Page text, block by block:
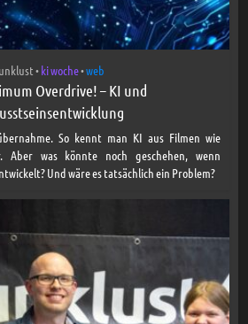
•ki woche•web
Overdrive! – KI und
So kennt man KI aus Filmen wie
Aber was könnte noch geschehen, wenn
Und wäre es tatsächlich ein Problem?